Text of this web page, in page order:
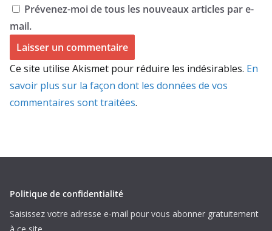
Prévenez-moi de tous les nouveaux articles par e-
mail.
Ce site utilise Akismet pour réduire les indésirables. En
savoir plus sur la façon dont les données de vos
commentaires sont traitées.
Politique de confidentialité
Saisissez votre adresse e-mail pour vous abonner gratuitement